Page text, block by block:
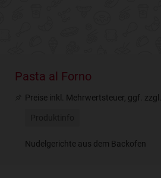
Pasta al Forno
Preise inkl. Mehrwertsteuer, ggf. zzgl.
Nudelgerichte aus dem Backofen